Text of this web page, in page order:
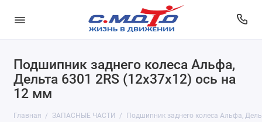
Подшипник заднего колеса Альфа,
Дельта 6301 2RS (12x37x12) ось на
12 мм
Главная ЗАПАСНЫЕ ЧАСТИ Подшипник заднего колеса Альфа,